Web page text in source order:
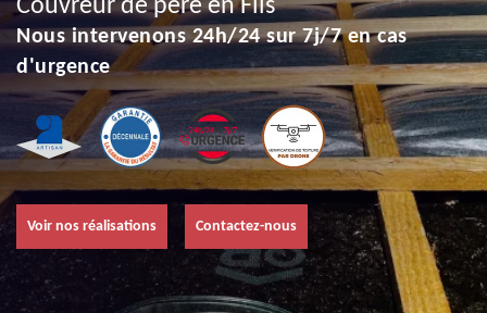
Couvreur de père en Fils
Nous intervenons 24h/24 sur 7j/7 en cas
d'urgence
Voir nos réalisations Contactez-nous